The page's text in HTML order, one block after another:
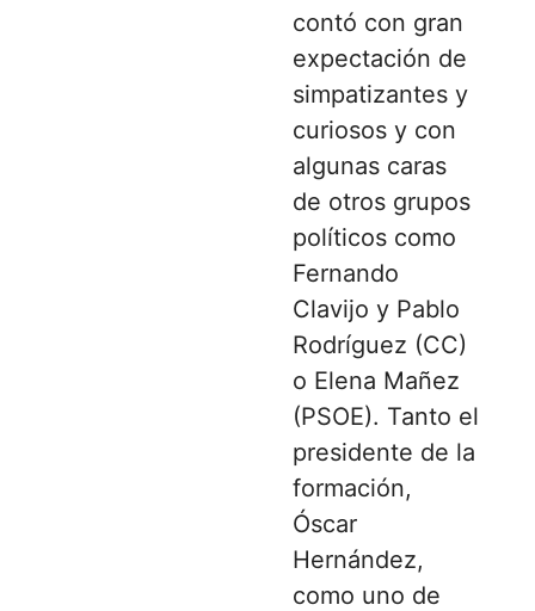
contó con gran
expectación de
simpatizantes y
curiosos y con
algunas caras
de otros grupos
políticos como
Fernando
Clavijo y Pablo
Rodríguez (CC)
o Elena Mañez
(PSOE). Tanto el
presidente de la
formación,
Óscar
Hernández,
como uno de